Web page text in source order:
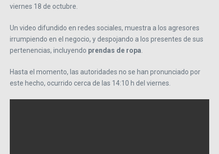
viernes 18 de octubre.
Un video difundido en redes sociales, muestra a los agresores
irrumpiendo en el negocio, y despojando a los presentes de sus
pertenencias, incluyendo prendas de ropa.
Hasta el momento, las autoridades no se han pronunciado por
este hecho, ocurrido cerca de las 14:10 h del viernes.